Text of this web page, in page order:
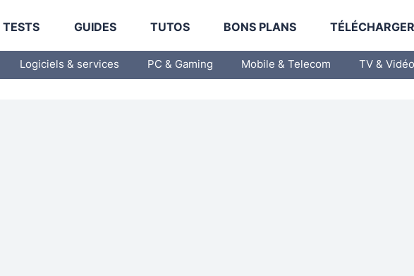
TESTS GUIDES TUTOS BONS PLANS
Logiciels & services PC & Gaming Mobile & Telecom TV & Vidéo